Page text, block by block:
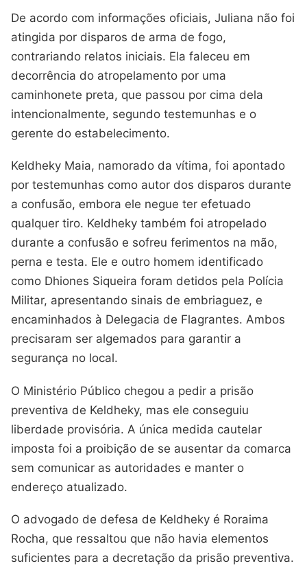
De acordo com informações oficiais, Juliana não foi
atingida por disparos de arma de fogo,
contrariando relatos iniciais. Ela faleceu em
decorrência do atropelamento por uma
caminhonete preta, que passou por cima dela
intencionalmente, segundo testemunhas e o
gerente do estabelecimento.
Keldheky Maia, namorado da vítima, foi apontado
por testemunhas como autor dos disparos durante
a confusão, embora ele negue ter efetuado
qualquer tiro. Keldheky também foi atropelado
durante a confusão e sofreu ferimentos na mão,
perna e testa. Ele e outro homem identificado
como Dhiones Siqueira foram detidos pela Polícia
Militar, apresentando sinais de embriaguez, e
encaminhados à Delegacia de Flagrantes. Ambos
precisaram ser algemados para garantir a
segurança no local.
O Ministério Público chegou a pedir a prisão
preventiva de Keldheky, mas ele conseguiu
liberdade provisória. A única medida cautelar
imposta foi a proibição de se ausentar da comarca
sem comunicar as autoridades e manter o
endereço atualizado.
O advogado de defesa de Keldheky é Roraima
Rocha, que ressaltou que não havia elementos
suficientes para a decretação da prisão preventiva.